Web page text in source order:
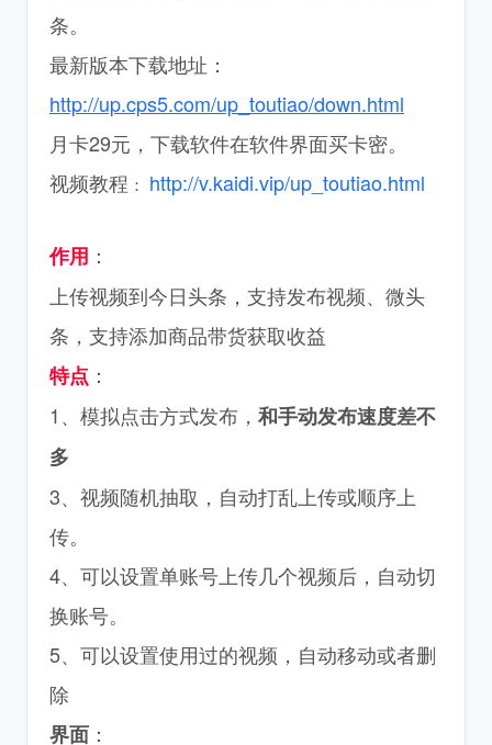
条。
最新版本下载地址：
http://up.cps5.com/up_toutiao/down.html
月卡29元，下载软件在软件界面买卡密。
视频教程 ： http://v.kaidi.vip/up_toutiao.html
作用 ：
上传视频到今日头条，支持发布视频、微头
条，支持添加商品带货获取收益
特点 ：
1、模拟点击方式发布， 和手动发布速度差不
多
3、视频随机抽取，自动打乱上传或顺序上
传。
4、可以设置单账号上传几个视频后，自动切
换账号。
5、可以设置使用过的视频，自动移动或者删
除
界面 ：